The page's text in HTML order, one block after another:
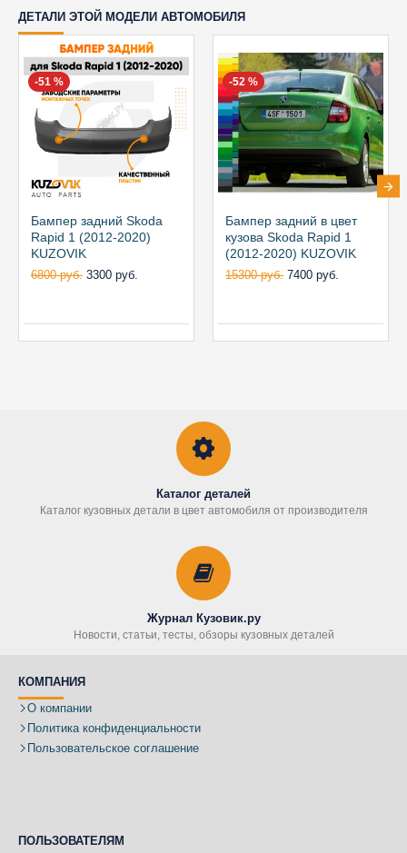
ДЕТАЛИ ЭТОЙ МОДЕЛИ АВТОМОБИЛЯ
-51 %
Бампер задний Skoda
Rapid 1 (2012-2020)
KUZOVIK
6800 руб. 3300 руб.
-52 %
Бампер задний в цвет
кузова Skoda Rapid 1
(2012-2020) KUZOVIK
15300 руб. 7400 руб.
Каталог деталей
Каталог кузовных детали в цвет автомобиля от производителя
Журнал Кузовик.ру
Новости, статьи, тесты, обзоры кузовных деталей
КОМПАНИЯ
О компании
Политика конфиденциальности
Пользовательское соглашение
ПОЛЬЗОВАТЕЛЯМ